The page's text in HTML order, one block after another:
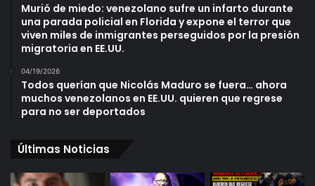
Murió de miedo: venezolano sufre un infarto durante
una parada policial en Florida y expone el terror que
viven miles de inmigrantes perseguidos por la presión
migratoria en EE.UU.
04/19/2026
Todos querían que Nicolás Maduro se fuera… ahora
muchos venezolanos en EE.UU. quieren que regrese
para no ser deportados
Últimas Noticias